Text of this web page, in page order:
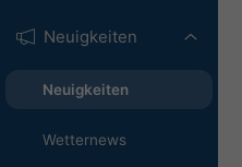
Neuigkeiten
Neuigkeiten
Wetternews